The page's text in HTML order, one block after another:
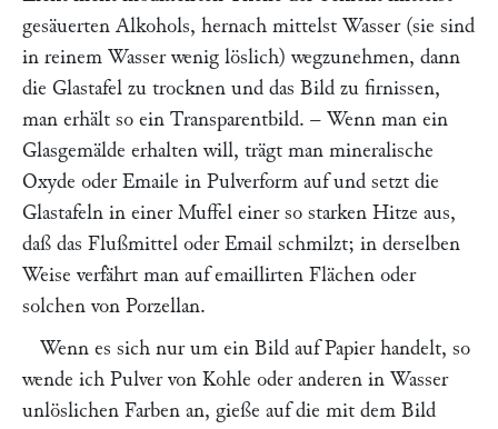
gesäuerten Alkohols, hernach mittelst Wasser (sie sind
in reinem Wasser wenig löslich) wegzunehmen, dann
die Glastafel zu trocknen und das Bild zu firnissen,
man erhält so ein Transparentbild. – Wenn man ein
Glasgemälde erhalten will, trägt man mineralische
Oxyde oder Emaile in Pulverform auf und setzt die
Glastafeln in einer Muffel einer so starken Hitze aus,
daß das Flußmittel oder Email schmilzt; in derselben
Weise verfährt man auf emaillirten Flächen oder
solchen von Porzellan.
Wenn es sich nur um ein Bild auf Papier handelt, so
wende ich Pulver von Kohle oder anderen in Wasser
unlöslichen Farben an, gieße auf die mit dem Bild